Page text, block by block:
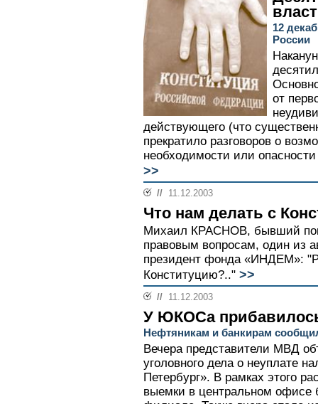
12
России
от
действующего (что
прекратило разговоров о
необходимости или
>>
// 11.12.2003
Что нам делать с
Михаил КРАСНОВ, бывший
правовым вопросам, один из
президент фонда «ИНДЕМ»:
Конституцию?.." >>
// 11.12.2003
У ЮКОСа
Нефтяникам и банкирам
Вечера представители МВД
уголовного дела о неуплате
Петербург». В рамках этого
выемки в центральном офисе